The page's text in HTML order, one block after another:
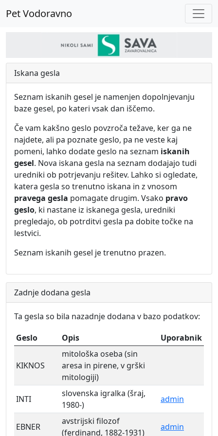
Pet Vodoravno
Iskana gesla
Seznam iskanih gesel je namenjen dopolnjevanju
baze gesel, po kateri vsak dan iščemo.
Če vam kakšno geslo povzroča težave, ker ga ne
najdete, ali pa poznate geslo, pa ne veste kaj
pomeni, lahko dodate geslo na seznam iskanih
gesel. Nova iskana gesla na seznam dodajajo tudi
uredniki ob potrjevanju rešitev. Lahko si ogledate,
katera gesla so trenutno iskana in z vnosom
pravega gesla pomagate drugim. Vsako pravo
geslo, ki nastane iz iskanega gesla, uredniki
pregledajo, ob potrditvi gesla pa dobite točke na
lestvici.
Seznam iskanih gesel je trenutno prazen.
Zadnje dodana gesla
Ta gesla so bila nazadnje dodana v bazo podatkov:
Geslo
Opis Uporabnik
KIKNOS
mitološka oseba (sin
aresa in pirene, v grški
mitologiji)
INTI
slovenska igralka (šraj,
1980-)
admin
EBNER
avstrijski filozof
(ferdinand, 1882-1931)
admin